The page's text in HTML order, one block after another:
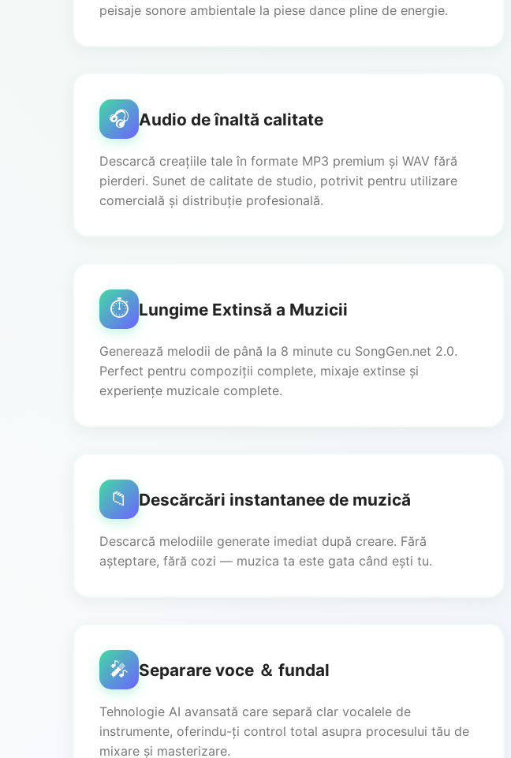
peisaje sonore ambientale la piese dance pline de energie.
🎧 Audio de înaltă calitate
Descarcă creațiile tale în formate MP3 premium și WAV fără
pierderi. Sunet de calitate de studio, potrivit pentru utilizare
comercială și distribuție profesională.
⏱️ Lungime Extinsă a Muzicii
Generează melodii de până la 8 minute cu SongGen.net 2.0.
Perfect pentru compoziții complete, mixaje extinse și
experiențe muzicale complete.
📁 Descărcări instantanee de muzică
Descarcă melodiile generate imediat după creare. Fără
așteptare, fără cozi — muzica ta este gata când ești tu.
🎤 Separare voce ＆ fundal
Tehnologie AI avansată care separă clar vocalele de
instrumente, oferindu-ți control total asupra procesului tău de
mixare și masterizare.